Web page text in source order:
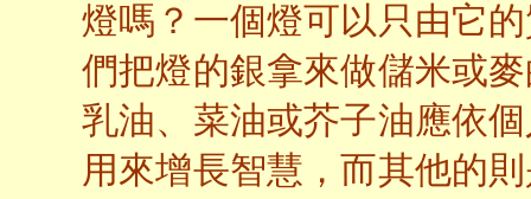
燈嗎？一個燈可以只由它
們把燈的銀拿來做儲米或
乳油、菜油或芥子油應依
用來增長智慧，而其他的